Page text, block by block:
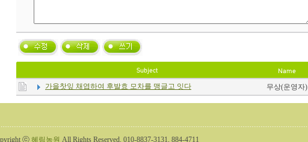
가을찻잎 채엽하여 후발효 모차를 맹글고 잇다 무상(운영자)
ⓒ 혜림농원 All Rights Reserved. 010-8837-3131, 884-4711